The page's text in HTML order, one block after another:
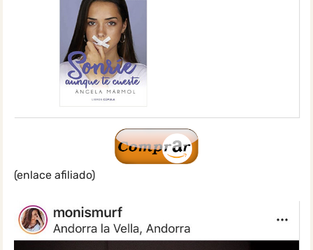
(enlace afiliado)